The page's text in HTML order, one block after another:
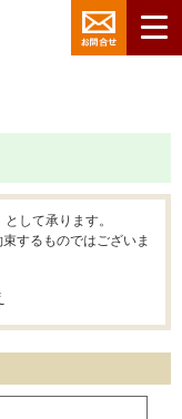
して承ります。
するものではございま